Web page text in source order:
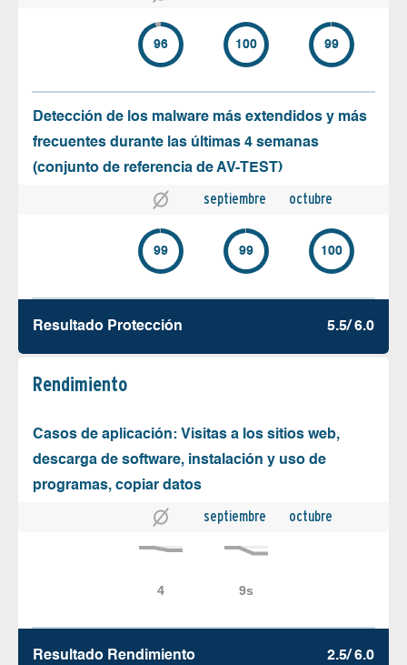
96 100 99
Detección de los malware más extendidos y más
frecuentes durante las últimas 4 semanas
(conjunto de referencia de AV-TEST)
septiembre octubre
99 99 100
Resultado Protección 5.5/ 6.0
Rendimiento
Casos de aplicación: Visitas a los sitios web,
descarga de software, instalación y uso de
programas, copiar datos
septiembre octubre
Resultado Rendimiento 2.5/ 6.0